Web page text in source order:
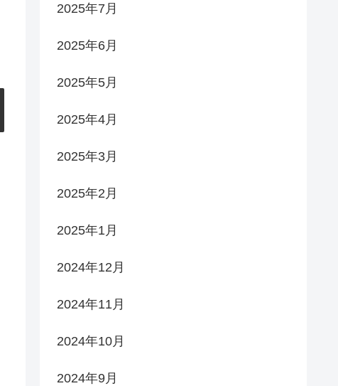
2025年7月
2025年6月
2025年5月
2025年4月
2025年3月
2025年2月
2025年1月
2024年12月
2024年11月
2024年10月
2024年9月